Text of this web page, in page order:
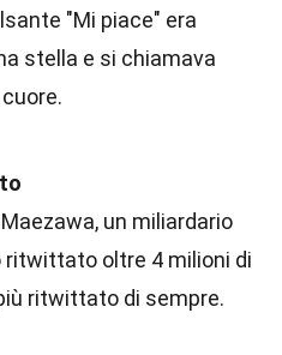
"Mi piace" era
stella e si chiamava
un miliardario
ritwittato oltre 4 milioni di
ritwittato di sempre.